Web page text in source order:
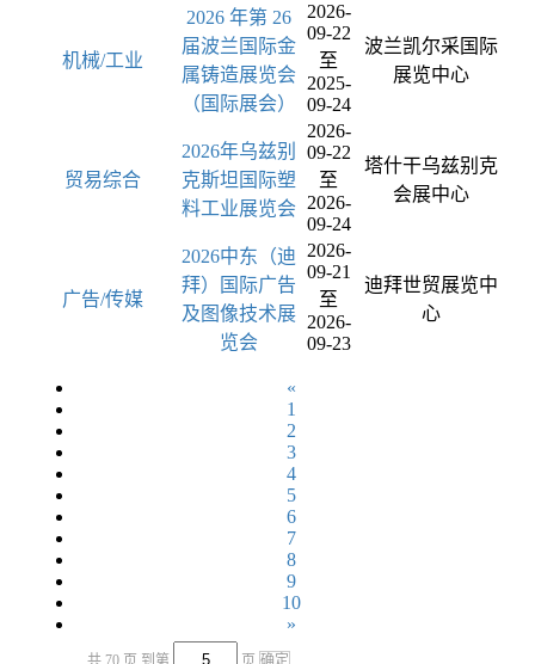
机械/工业
2026 年第 26
届波兰国际金
属铸造展览会
（国际展会）
2026-
09-22
至
2025-
09-24
波兰凯尔采国际
展览中心
贸易综合
2026年乌兹别
克斯坦国际塑
料工业展览会
2026-
09-22
至
2026-
09-24
塔什干乌兹别克
会展中心
广告/传媒
2026中东（迪
拜）国际广告
及图像技术展
览会
2026-
09-21
至
2026-
09-23
迪拜世贸展览中
心
«
1
2
3
4
5
6
7
8
9
10
»
共 70 页 到第 页 确定